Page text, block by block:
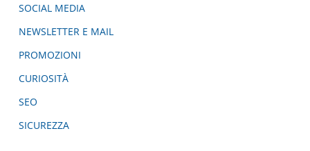
SOCIAL MEDIA
NEWSLETTER E MAIL
PROMOZIONI
CURIOSITÀ
SEO
SICUREZZA